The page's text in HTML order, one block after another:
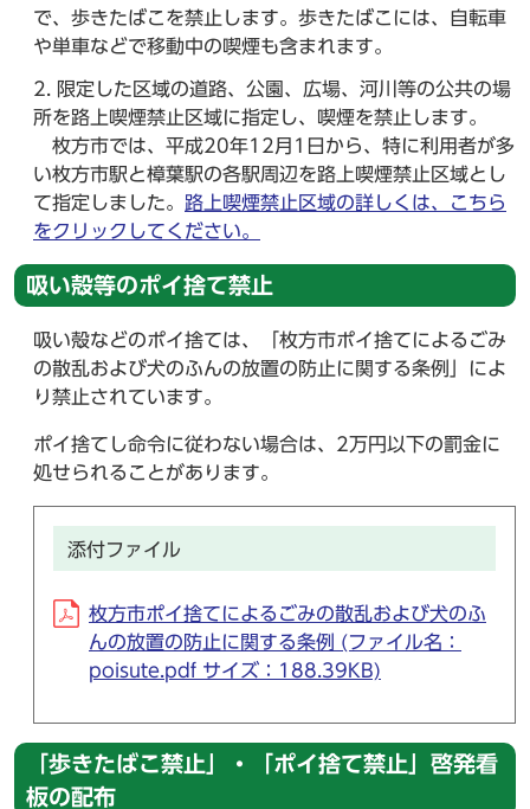
で、歩きたばこを禁止します。歩きたばこには、自転車
や単車などで移動中の喫煙も含まれます。
限定した区域の道路、公園、広場、河川等の公共の場
所を路上喫煙禁止区域に指定し、喫煙を禁止します。
枚方市では、平成20年12月1日から、特に利用者が多
い枚方市駅と樟葉駅の各駅周辺を路上喫煙禁止区域とし
て指定しました。 路上喫煙禁止区域の詳しくは、こちら
をクリックしてください。
吸い殻等のポイ捨て禁止
吸い殻などのポイ捨ては、「枚方市ポイ捨てによるごみ
の散乱および犬のふんの放置の防止に関する条例」によ
り禁止されています。
ポイ捨てし命令に従わない場合は、2万円以下の罰金に
処せられることがあります。
添付ファイル
枚方市ポイ捨てによるごみの散乱および犬のふ
んの放置の防止に関する条例 (ファイル名：
poisute.pdf サイズ：188.39KB)
「歩きたばこ禁止」・「ポイ捨て禁止」啓発看
板の配布